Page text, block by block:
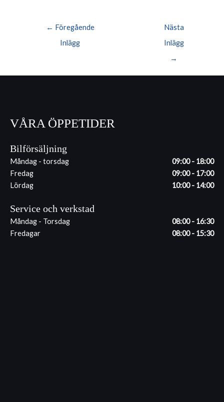
Inläggsnavigering
← Föregående
Inlägg
Nästa
Inlägg
→
VÅRA ÖPPETIDER
Bilförsäljning
Måndag - torsdag
09:00 - 18:00
Fredag
09:00 - 17:00
Lördag
10:00 - 14:00
Service och verkstad
Måndag - Torsdag
08:00 - 16:30
Fredagar
08:00 - 15:30